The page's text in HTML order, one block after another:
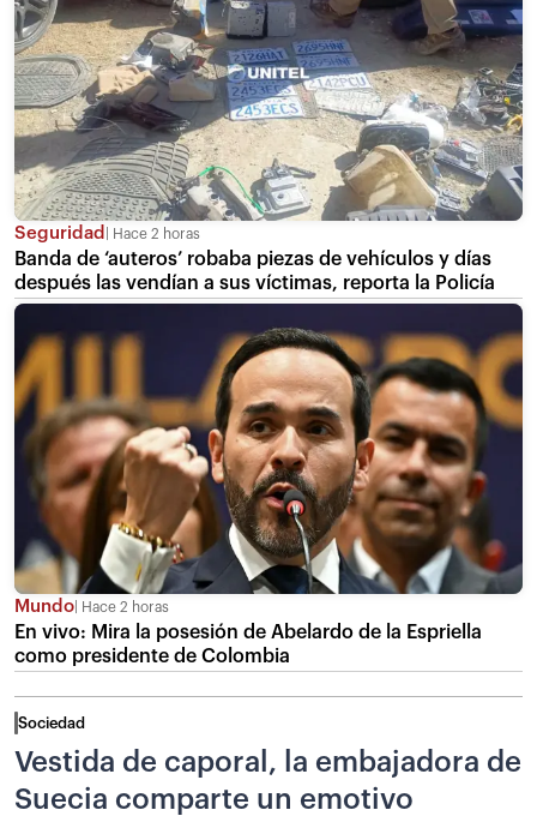
Seguridad Hace 2 horas
Banda de ‘auteros’ robaba piezas de vehículos y días
después las vendían a sus víctimas, reporta la Policía
Mundo Hace 2 horas
En vivo: Mira la posesión de Abelardo de la Espriella
como presidente de Colombia
Sociedad
Vestida de caporal, la embajadora de
Suecia comparte un emotivo